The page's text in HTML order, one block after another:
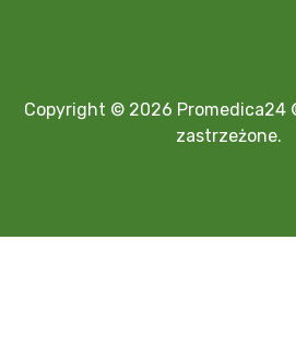
Copyright © 2026 Promedica24
zastrzeżone.